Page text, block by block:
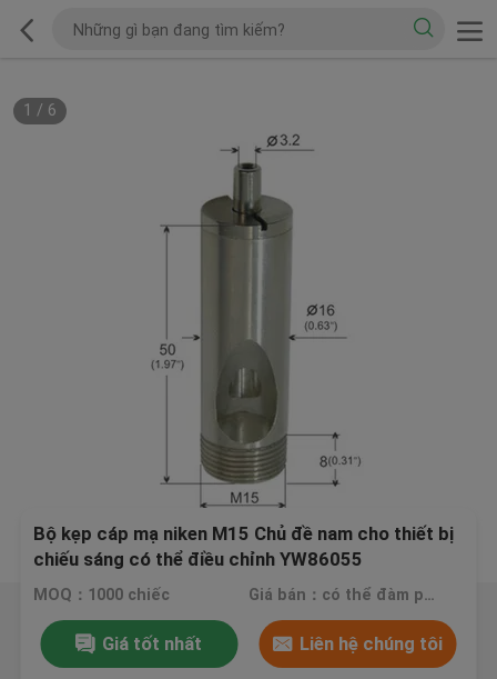
1 / 6
Bộ kẹp cáp mạ niken M15 Chủ đề nam cho thiết bị
chiếu sáng có thể điều chỉnh YW86055
MOQ：1000 chiếc Giá bán：có thể đàm phán
Giá tốt nhất Liên hệ chúng tôi